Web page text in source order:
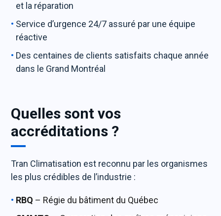
et la réparation
Service d’urgence 24/7 assuré par une équipe
réactive
Des centaines de clients satisfaits chaque année
dans le Grand Montréal
Quelles sont vos
accréditations ?
Tran Climatisation est reconnu par les organismes
les plus crédibles de l’industrie :
RBQ – Régie du bâtiment du Québec